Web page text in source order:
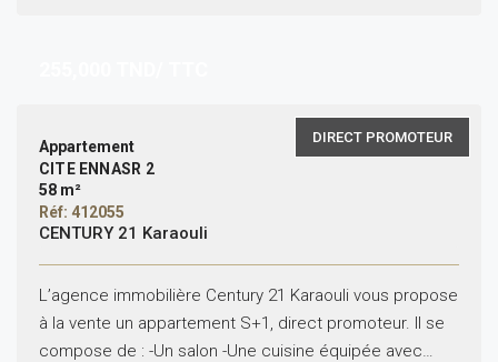
DIRECT PROMOTEUR
Appartement
CITE ENNASR 2
58 m²
Réf: 412055
CENTURY 21 Karaouli
L’agence immobilière Century 21 Karaouli vous propose
à la vente un appartement S+1, direct promoteur. Il se
compose de : -Un salon -Une cuisine équipée avec